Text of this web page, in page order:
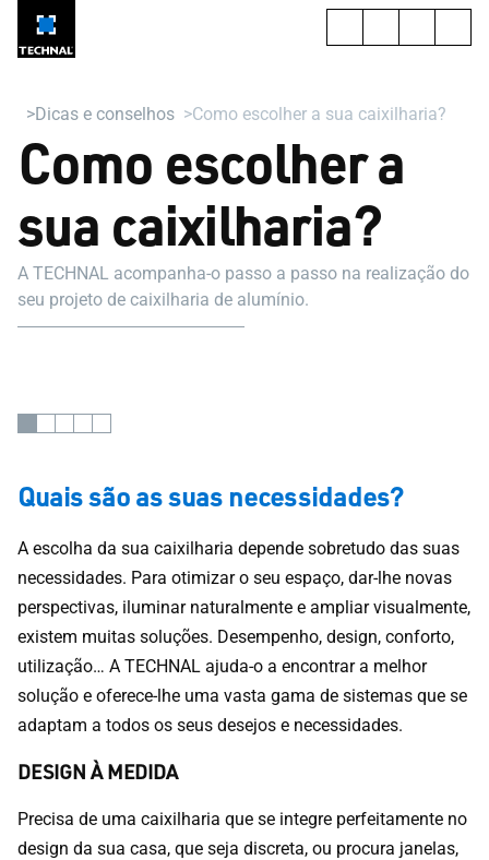
Dicas e conselhos Como escolher a sua caixilharia?
Como escolher a
sua caixilharia?
A TECHNAL acompanha-o passo a passo na realização do
seu projeto de caixilharia de alumínio.
Quais são as suas necessidades?
A escolha da sua caixilharia depende sobretudo das suas
necessidades. Para otimizar o seu espaço, dar-lhe novas
perspectivas, iluminar naturalmente e ampliar visualmente,
existem muitas soluções. Desempenho, design, conforto,
utilização… A TECHNAL ajuda-o a encontrar a melhor
solução e oferece-lhe uma vasta gama de sistemas que se
adaptam a todos os seus desejos e necessidades.
DESIGN À MEDIDA
Precisa de uma caixilharia que se integre perfeitamente no
design da sua casa, que seja discreta, ou procura janelas,